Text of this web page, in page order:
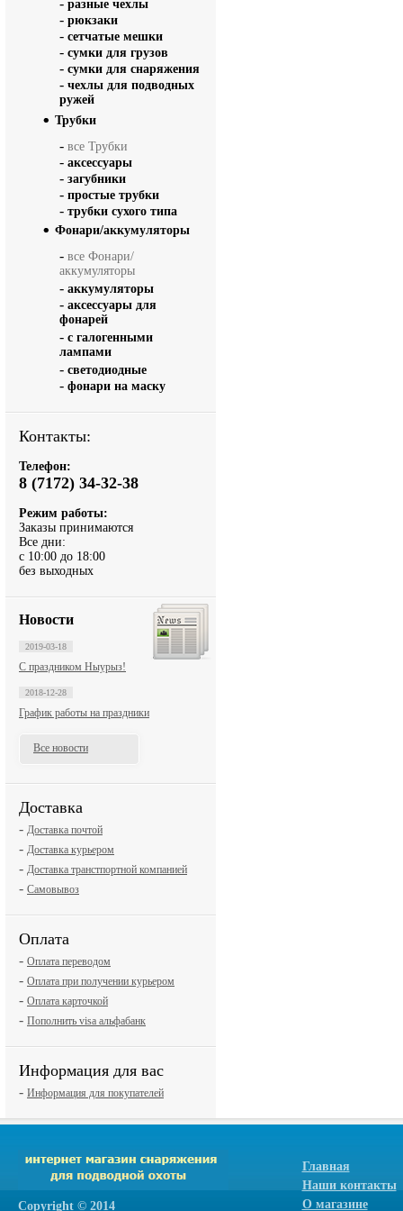
- разные чехлы
- рюкзаки
- сетчатые мешки
- сумки для грузов
- сумки для снаряжения
- чехлы для подводных
ружей
Трубки
- все Трубки
- аксессуары
- загубники
- простые трубки
- трубки сухого типа
Фонари/аккумуляторы
- все Фонари/
аккумуляторы
- аккумуляторы
- аксессуары для
фонарей
- с галогенными
лампами
- светодиодные
- фонари на маску
Контакты:
Телефон:
8 (7172) 34-32-38
Режим работы:
Заказы принимаются
Все дни:
с 10:00 до 18:00
без выходных
Новости
2019-03-18
С праздником Ныурыз!
2018-12-28
График работы на праздники
Все новости
Доставка
- Доставка почтой
- Доставка курьером
- Доставка транстпортной компанией
- Самовывоз
Оплата
- Оплата переводом
- Оплата при получении курьером
- Оплата карточкой
- Пополнить visa альфабанк
Информация для вас
- Информация для покупателей
Сopyright © 2014
Главная
Наши контакты
О магазине